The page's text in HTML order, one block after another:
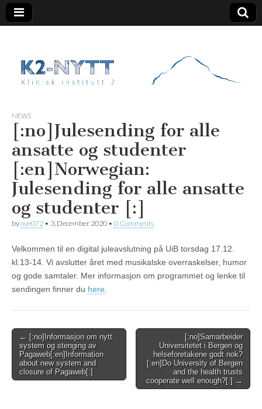
K2 Nytt
NEWS
[:no]Julesending for alle
ansatte og studenter
[:en]Norwegian:
Julesending for alle ansatte
og studenter [:]
byove072 • 3. December 2020 • 0 Comments
Velkommen til en digital juleavslutning på UiB torsdag 17.12.
kl.13-14. Vi avslutter året med musikalske overraskelser, humor
og gode samtaler. Mer informasjon om programmet og lenke til
sendingen finner du here.
Post
navigation
← [:no]Informasjon om nytt
system og stenging av
Pagaweb[:en]Information
about new system and
closure of Pagaweb[:]
[:no]Samarbeider
Universitetet i Bergen og
helseforetakene godt nok?
[:en]Do University of Bergen
and the health trusts
cooperate well enough?[:] →